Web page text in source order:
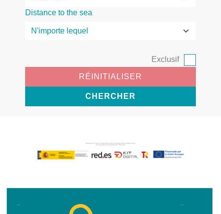
Distance to the sea
Exclusif
RÉINITIALISER
CHERCHER